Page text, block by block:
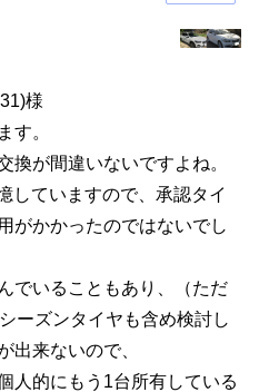
様
す。
換が間違いないですよね。
していますので、承認タイ
がかかったのではないでし
でいることもあり、（ただ
ーズンタイヤも含め検討し
出来ないので、
人的にもう1台所有している